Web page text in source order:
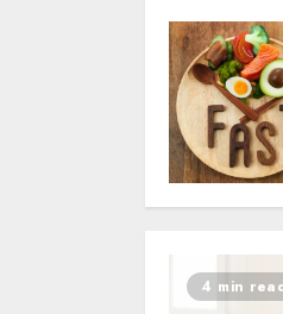
4 min